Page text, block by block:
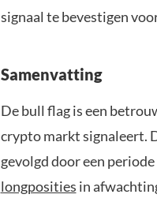
signaal te bevestigen
Samenvatting
De bull flag is een
crypto markt signaleert.
gevolgd door een
longposities in